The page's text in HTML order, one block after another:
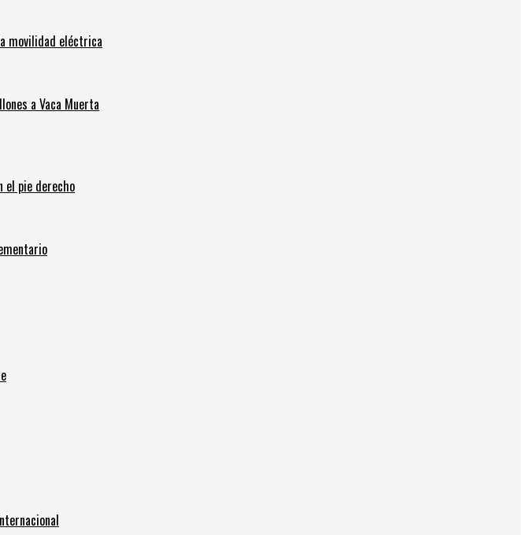
movilidad eléctrica
a Vaca Muerta
el pie derecho